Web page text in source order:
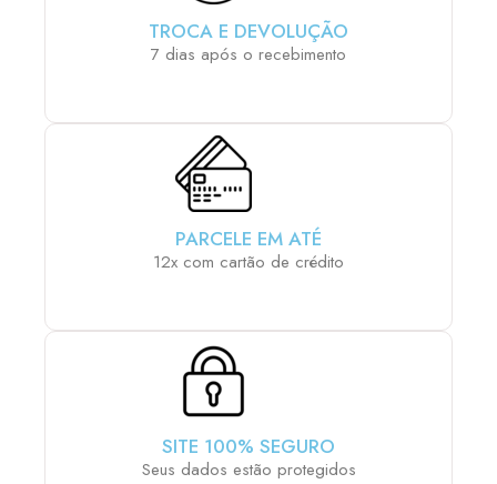
TROCA E DEVOLUÇÃO
7 dias após o recebimento
PARCELE EM ATÉ
12x com cartão de crédito
SITE 100% SEGURO
Seus dados estão protegidos